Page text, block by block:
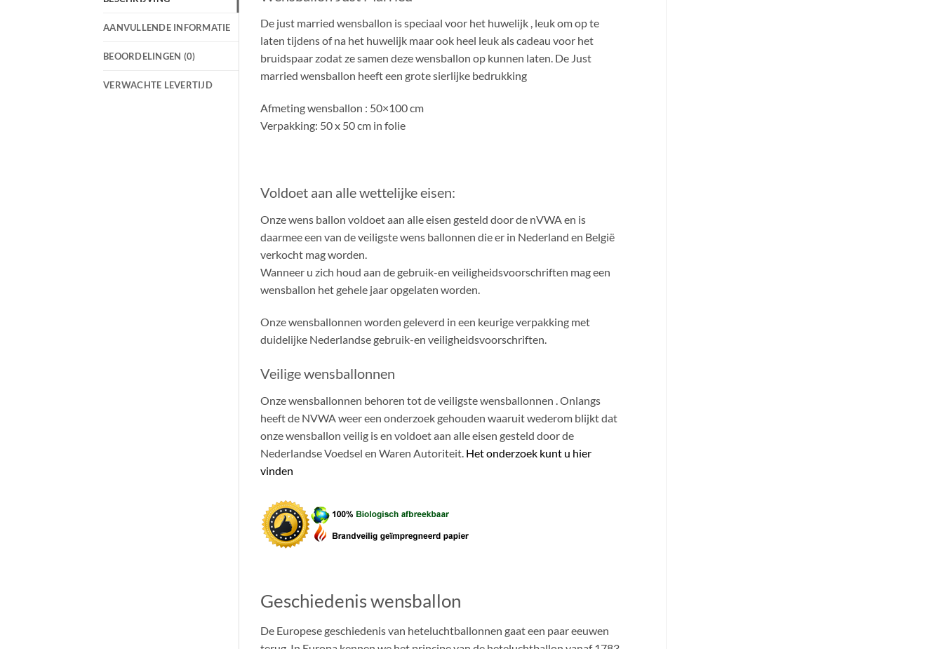
AANVULLENDE INFORMATIE
BEOORDELINGEN (0)
VERWACHTE LEVERTIJD
De just married wensballon is speciaal voor het huwelijk , leuk om op te
laten tijdens of na het huwelijk maar ook heel leuk als cadeau voor het
bruidspaar zodat ze samen deze wensballon op kunnen laten. De Just
married wensballon heeft een grote sierlijke bedrukking
Afmeting wensballon : 50×100 cm
Verpakking: 50 x 50 cm in folie
Voldoet aan alle wettelijke eisen:
Onze wens ballon voldoet aan alle eisen gesteld door de nVWA en is
daarmee een van de veiligste wens ballonnen die er in Nederland en België
verkocht mag worden.
Wanneer u zich houd aan de gebruik-en veiligheidsvoorschriften mag een
wensballon het gehele jaar opgelaten worden.
Onze wensballonnen worden geleverd in een keurige verpakking met
duidelijke Nederlandse gebruik-en veiligheidsvoorschriften.
Veilige wensballonnen
Onze wensballonnen behoren tot de veiligste wensballonnen . Onlangs
heeft de NVWA weer een onderzoek gehouden waaruit wederom blijkt dat
onze wensballon veilig is en voldoet aan alle eisen gesteld door de
Nederlandse Voedsel en Waren Autoriteit. Het onderzoek kunt u hier
vinden
Geschiedenis wensballon
De Europese geschiedenis van heteluchtballonnen gaat een paar eeuwen